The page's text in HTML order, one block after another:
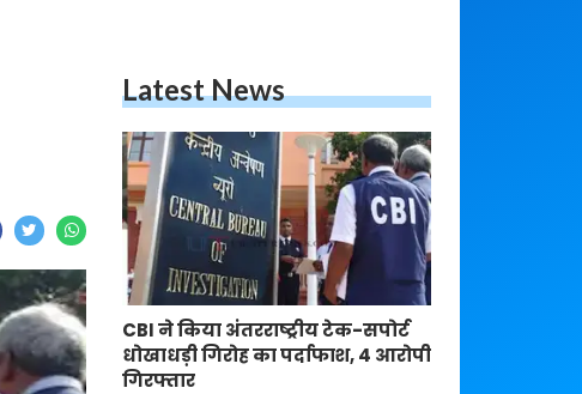
Latest News
CBI ने किया अंतरराष्ट्रीय टेक-सपोर्ट
धोखाधड़ी गिरोह का पर्दाफाश, 4 आरोपी
गिरफ्तार